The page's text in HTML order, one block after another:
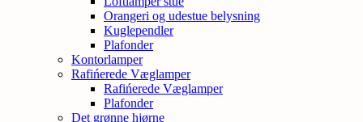
Orangeri og udestue belysning
Kuglependler
Plafonder
Kontorlamper
Rafińerede Væglamper
Rafińerede Væglamper
Plafonder
Det grønne hjørne